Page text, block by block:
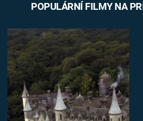
POPULÁRNÍ FILMY NA